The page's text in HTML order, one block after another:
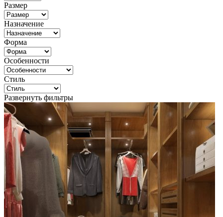
Размер
Назначение
Форма
Особенности
Стиль
Развернуть фильтры